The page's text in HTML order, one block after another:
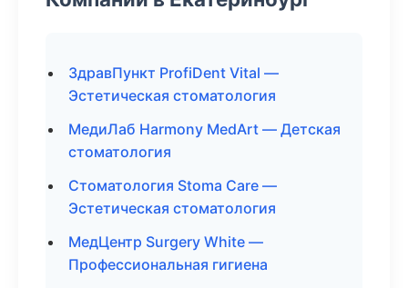
ЗдравПункт ProfiDent Vital —
Эстетическая стоматология
МедиЛаб Harmony MedArt — Детская
стоматология
Стоматология Stoma Care —
Эстетическая стоматология
МедЦентр Surgery White —
Профессиональная гигиена